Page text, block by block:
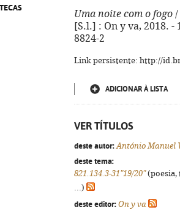
Uma noite com o fogo /
[S.l.] : On y va, 2018. -
8824-2
Link persistente: http://
ADICIONAR À LISTA
VER TÍTULOS
deste autor: António Manuel
deste tema:
821.134.3-31"19/20"(poesia,
...)
deste editor: On y va